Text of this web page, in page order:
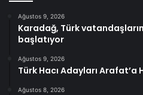
Ağustos 9, 2026
Karadağ, Türk
başlatıyor
Ağustos 9, 2026
Türk Hacı Adayları Arafat’a
Ağustos 8, 2026